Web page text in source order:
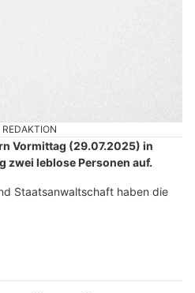
Vormittag (29.07.2025) in
zwei leblose Personen auf.
Staatsanwaltschaft haben die